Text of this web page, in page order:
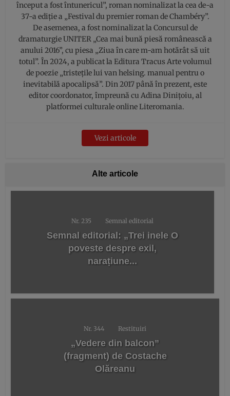
început a fost întunericul”, roman nominalizat la cea de-a
37-a ediție a „Festival du premier roman de Chambéry”.
De asemenea, a fost nominalizat la Concursul de
dramaturgie UNITER „Cea mai bună piesă românească a
anului 2016”, cu piesa „Ziua în care m-am hotărât să uit
totul”. În 2024, a publicat la Editura Tracus Arte volumul
de poezie „tristețile lui van helsing. manual pentru o
inevitabilă apocalipsă”. Din 2017 până în prezent, este
editor coordonator, împreună cu Adina Dinițoiu, al
platformei culturale online Literomania.
Vezi articole
Alte articole
Nr. 235 Semnal editorial
Semnal editorial: „Trei inele O
poveste despre exil,
narațiune...
Nr. 344 Restituiri
„Vedere din balcon”
(fragment) de Costache
Olăreanu